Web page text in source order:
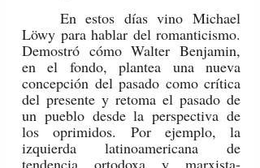
Löwy para hablar del romanticismo.
Demostró cómo Walter Benjamin,
en el fondo, plantea una nueva
concepción del pasado como crítica
del presente y retoma el pasado de
un pueblo desde la perspectiva de
los oprimidos. Por ejemplo, la
izquierda latinoamericana de